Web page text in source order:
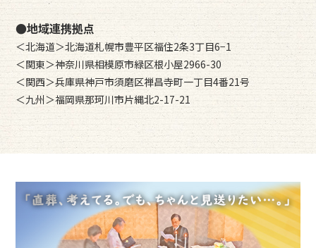
●地域連携拠点
＜北海道＞北海道札幌市豊平区福住2条3丁目6−1
＜関東＞神奈川県相模原市緑区根小屋2966-30
＜関西＞兵庫県神戸市須磨区禅昌寺町一丁目4番21号
＜九州＞福岡県那珂川市片縄北2-17-21